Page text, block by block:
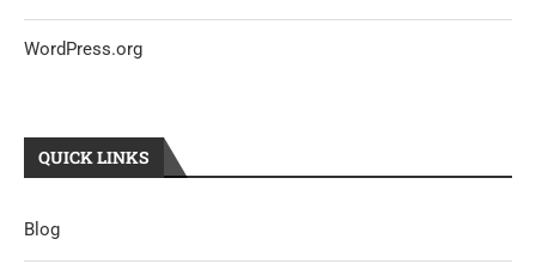
WordPress.org
QUICK LINKS
Blog